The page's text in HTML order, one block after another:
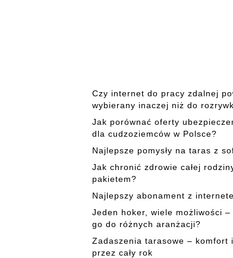
Czy internet do pracy zdalnej
wybierany inaczej niż do
Jak porównać oferty
dla cudzoziemców w Polsce?
Najlepsze pomysły na taras z
Jak chronić zdrowie całej
pakietem?
Najlepszy abonament z
Jeden hoker, wiele możliwości
go do różnych aranżacji?
Zadaszenia tarasowe – komfort
przez cały rok